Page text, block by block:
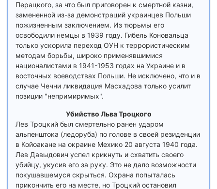
Перацкого, за что был приговорен к смертной казни,
замененной из-за демонстраций украинцев Польши
пожизненным заключением. Из тюрьмы его
освободили немцы в 1939 году. Гибель Коновальца
только ускорила переход ОУН к террористическим
методам борьбы, широко применявшимися
националистами в 1941-1953 годах на Украине и в
восточных воеводствах Польши. Не исключено, что и в
случае Чечни ликвидация Масхадова только усилит
позиции "непримиримых".
Убийство Льва Троцкого
Лев Троцкий был смертельно ранен ударом
альпенштока (ледоруба) по голове в своей резиденции
в Койоакане на окраине Мехико 20 августа 1940 года.
Лев Давыдович успел крикнуть и схватить своего
убийцу, укусив его за руку. Это не дало возможности
покушавшемуся скрыться. Охрана попыталась
прикончить его на месте, но Троцкий остановил